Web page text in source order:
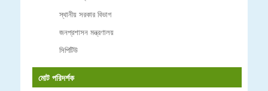
স্থানীয় সরকার বিভাগ
জনপ্রশাসন মন্ত্রণালয়
সিপিটিউ
মোট পরিদর্শক